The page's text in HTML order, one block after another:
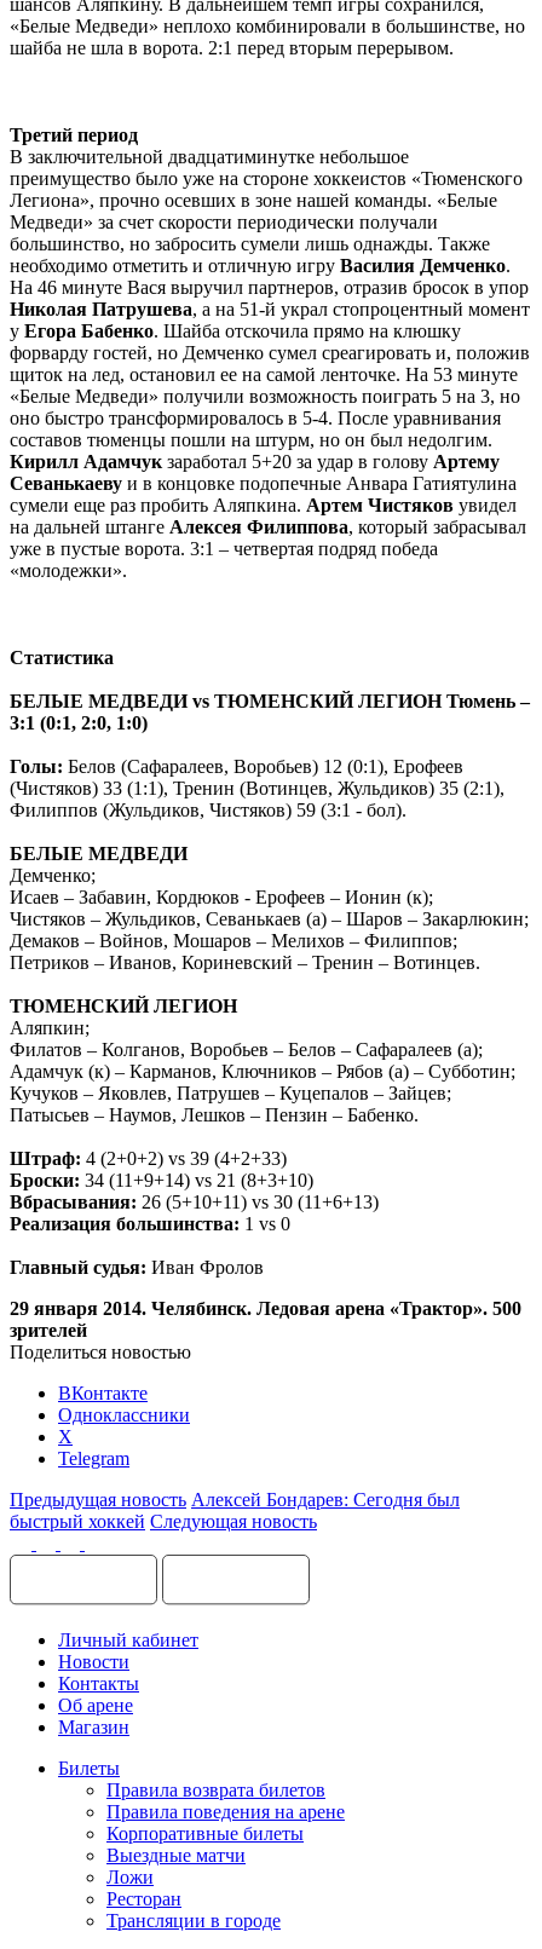
«Белые Медведи» неплохо комбинировали в большинстве, но
шайба не шла в ворота. 2:1 перед вторым перерывом.
Третий период
В заключительной двадцатиминутке небольшое
преимущество было уже на стороне хоккеистов «Тюменского
Легиона», прочно осевших в зоне нашей команды. «Белые
Медведи» за счет скорости периодически получали
большинство, но забросить сумели лишь однажды. Также
необходимо отметить и отличную игру Василия Демченко.
На 46 минуте Вася выручил партнеров, отразив бросок в упор
Николая Патрушева, а на 51-й украл стопроцентный момент
у Егора Бабенко. Шайба отскочила прямо на клюшку
форварду гостей, но Демченко сумел среагировать и, положив
щиток на лед, остановил ее на самой ленточке. На 53 минуте
«Белые Медведи» получили возможность поиграть 5 на 3, но
оно быстро трансформировалось в 5-4. После уравнивания
составов тюменцы пошли на штурм, но он был недолгим.
Кирилл Адамчук заработал 5+20 за удар в голову Артему
Севанькаеву и в концовке подопечные Анвара Гатиятулина
сумели еще раз пробить Аляпкина. Артем Чистяков увидел
на дальней штанге Алексея Филиппова, который забрасывал
уже в пустые ворота. 3:1 – четвертая подряд победа
«молодежки».
Статистика
БЕЛЫЕ МЕДВЕДИvs ТЮМЕНСКИЙ ЛЕГИОН Тюмень –
3:1 (0:1, 2:0, 1:0)
Голы: Белов (Сафаралеев, Воробьев) 12 (0:1), Ерофеев
(Чистяков) 33 (1:1), Тренин (Вотинцев, Жульдиков) 35 (2:1),
Филиппов (Жульдиков, Чистяков) 59 (3:1 - бол).
БЕЛЫЕ МЕДВЕДИ
Демченко;
Исаев – Забавин, Кордюков - Ерофеев – Ионин (к);
Чистяков – Жульдиков, Севанькаев (а) – Шаров – Закарлюкин;
Демаков – Войнов, Мошаров – Мелихов – Филиппов;
Петриков – Иванов, Кориневский – Тренин – Вотинцев.
ТЮМЕНСКИЙ ЛЕГИОН
Аляпкин;
Филатов – Колганов, Воробьев – Белов – Сафаралеев (а);
Адамчук (к) – Карманов, Ключников – Рябов (а) – Субботин;
Кучуков – Яковлев, Патрушев – Куцепалов – Зайцев;
Патысьев – Наумов, Лешков – Пензин – Бабенко.
Штраф: 4 (2+0+2) vs 39 (4+2+33)
Броски: 34 (11+9+14) vs 21 (8+3+10)
Вбрасывания: 26 (5+10+11) vs 30 (11+6+13)
Реализация большинства: 1 vs 0
Главный судья: Иван Фролов
29 января 2014. Челябинск. Ледовая арена «Трактор». 500
зрителей
Поделиться новостью
ВКонтакте
Одноклассники
X
Telegram
Предыдущая новость Алексей Бондарев: Сегодня был
быстрый хоккей Следующая новость
Личный кабинет
Новости
Контакты
Об арене
Магазин
Билеты
Правила возврата билетов
Правила поведения на арене
Корпоративные билеты
Выездные матчи
Ложи
Ресторан
Трансляции в городе